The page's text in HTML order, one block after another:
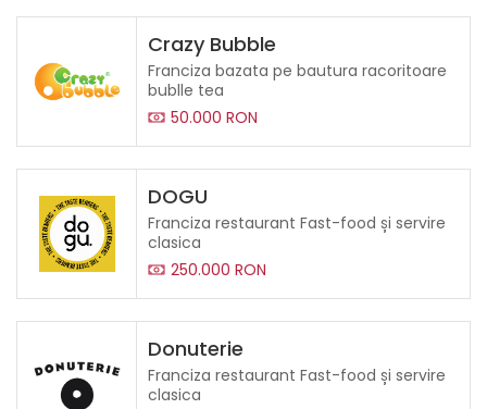
Crazy Bubble
Franciza bazata pe bautura racoritoare
bublle tea
50.000 RON
DOGU
Franciza restaurant Fast-food și servire
clasica
250.000 RON
Donuterie
Franciza restaurant Fast-food și servire
clasica